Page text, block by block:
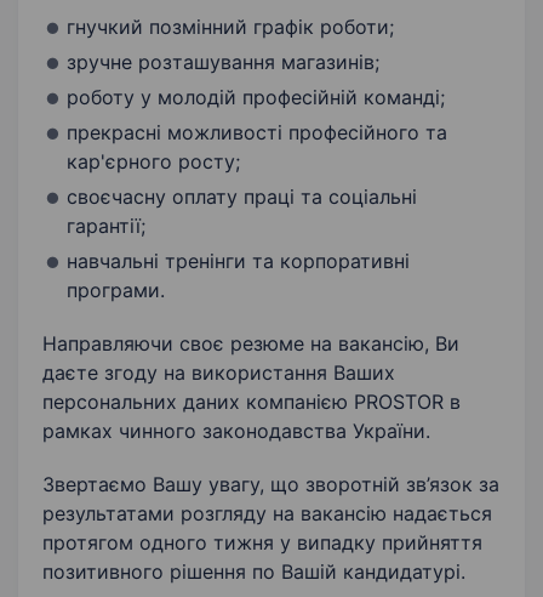
гнучкий позмінний графік роботи;
зручне розташування магазинів;
роботу у молодій професійній команді;
прекрасні можливості професійного та
кар'єрного росту;
своєчасну оплату праці та соціальні
гарантії;
навчальні тренінги та корпоративні
програми.
Направляючи своє резюме на вакансію, Ви
даєте згоду на використання Ваших
персональних даних компанією PROSTOR в
рамках чинного законодавства України.
Звертаємо Вашу увагу, що зворотній зв’язок за
результатами розгляду на вакансію надається
протягом одного тижня у випадку прийняття
позитивного рішення по Вашій кандидатурі.